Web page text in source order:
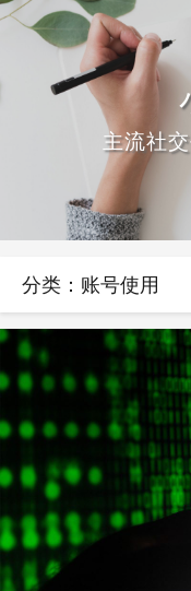
主流社
分类：账号使用